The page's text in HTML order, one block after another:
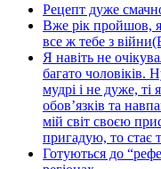
Рецепт дуже
Вже рік пройшов,
все ж тебе з
Я навіть не
багато чоловіків.
мудрі і не дуже, ті
обов’язків та
мій світ своєю
пригадую, то стає
Готуються до